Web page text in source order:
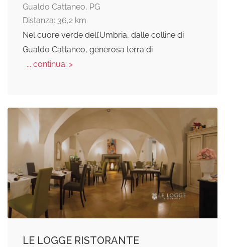
Gualdo Cattaneo, PG
Distanza: 36,2 km
Nel cuore verde dell’Umbria, dalle colline di
Gualdo Cattaneo, generosa terra di
... continua: >
LE LOGGE RISTORANTE